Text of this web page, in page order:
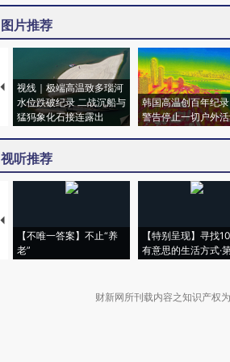
图片推荐
视线｜极端高温致多瑙河
水位跌破纪录 二战沉船与
猛犸象化石接连露出
韩国高温创百年纪
警告停止一切户外
视听推荐
【不唯一答案】不止“养
老”
【特别呈现】寻找
有意思的生活方式·
财新网所刊载内容之知识产权